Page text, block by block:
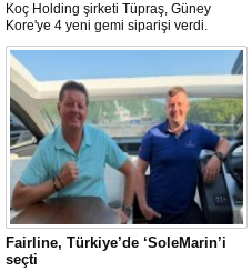
Koç Holding şirketi Tüpraş, Güney
Kore'ye 4 yeni gemi siparişi verdi.
Toplam yatırım tutarı 370 milyon doları
aşan, her biri yaklaşık 157.000 DWT
taşıma kapasitesine sahip tankerlerin
2029 yılı içerisinde teslim alınması
planlanıyor.
Fairline, Türkiye’de ‘SoleMarin’i
seçti